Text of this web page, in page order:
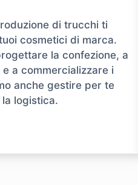
di trucchi ti
cosmetici di marca.
la confezione, a
a commercializzare i
anche gestire per te
logistica.